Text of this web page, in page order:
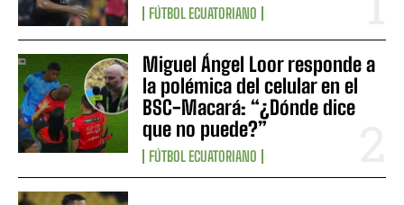
FÚTBOL ECUATORIANO
Miguel Ángel Loor responde a
la polémica del celular en el
BSC-Macará: “¿Dónde dice
que no puede?”
FÚTBOL ECUATORIANO